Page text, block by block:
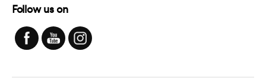
Follow us on